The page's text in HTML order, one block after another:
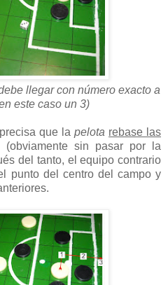
llegar con número exacto a
este caso un 3)
que la pelota rebase las
(obviamente sin pasar por la
del tanto, el equipo contrario
punto del centro del campo y